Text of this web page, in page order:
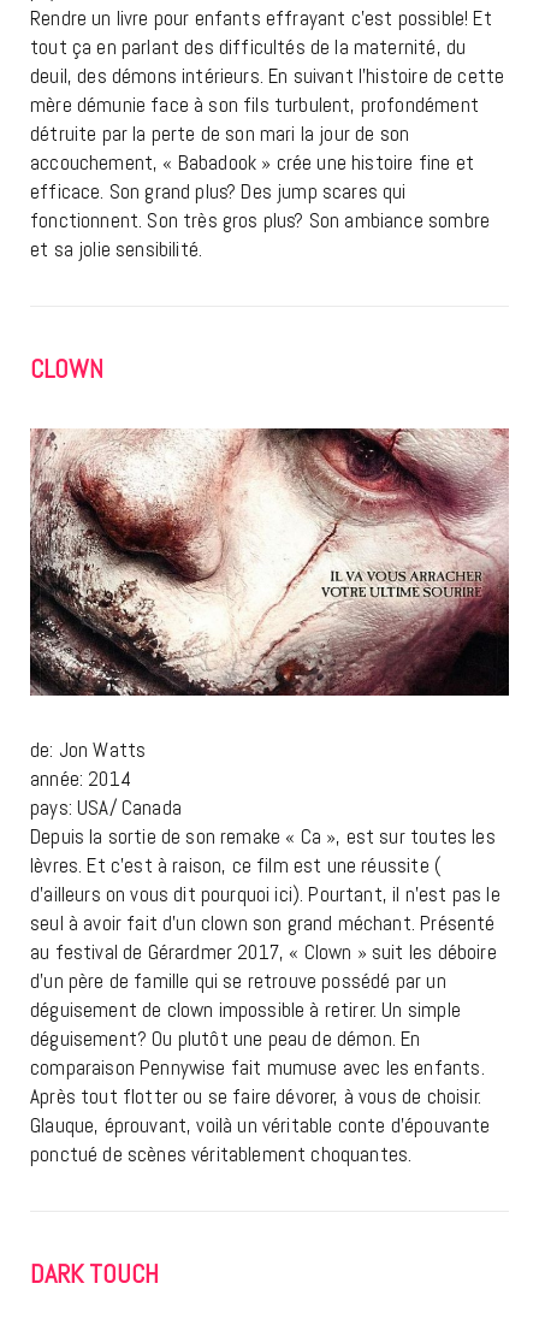
Rendre un livre pour enfants effrayant c’est possible! Et
tout ça en parlant des difficultés de la maternité, du
deuil, des démons intérieurs. En suivant l’histoire de cette
mère démunie face à son fils turbulent, profondément
détruite par la perte de son mari la jour de son
accouchement, « Babadook » crée une histoire fine et
efficace. Son grand plus? Des jump scares qui
fonctionnent. Son très gros plus? Son ambiance sombre
et sa jolie sensibilité.
CLOWN
de: Jon Watts
année: 2014
pays: USA/ Canada
Depuis la sortie de son remake « Ca », est sur toutes les
lèvres. Et c’est à raison, ce film est une réussite (
d’ailleurs on vous dit pourquoi ici). Pourtant, il n’est pas le
seul à avoir fait d’un clown son grand méchant. Présenté
au festival de Gérardmer 2017, « Clown » suit les déboire
d’un père de famille qui se retrouve possédé par un
déguisement de clown impossible à retirer. Un simple
déguisement? Ou plutôt une peau de démon. En
comparaison Pennywise fait mumuse avec les enfants.
Après tout flotter ou se faire dévorer, à vous de choisir.
Glauque, éprouvant, voilà un véritable conte d’épouvante
ponctué de scènes véritablement choquantes.
DARK TOUCH